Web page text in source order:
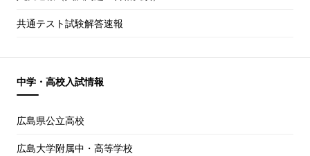
共通テスト試験解答速報
中学・高校入試情報
広島県公立高校
広島大学附属中・高等学校